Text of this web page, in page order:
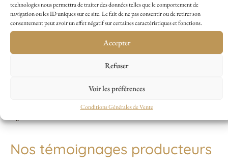
technologies nous permettra de traiter des données telles que le comportement de
navigation ou les ID uniques sur ce site. Le fait de ne pas consentir ou de retirer son
consentement peut avoir un effet négatif sur certaines caractéristiques et fonctions.
Accepter
Refuser
Voir les préférences
Conditions Générales de Vente
en laissant 3 cm entre chaque graine.Repiquage en godetlorsque les
plants sont suffisamment développés au moinsdeux vraies feuilles
puis en pleine terre lorsque tout risque de gelées est écarté. Laisser 70
cm entre les plants minimum et 1m entre rangs. La tomate a besoin de
plein soleil, d’unsol richeet d’arrosages réguliers pour bien
Le tuteurage est conseillépour soutenir la plante qui
au choix du jardinier, nous n’entrons pas dans ce débat !! Ici au sein de
les pratiques varienten fonction des jardiniers, de la
Nos témoignages producteurs